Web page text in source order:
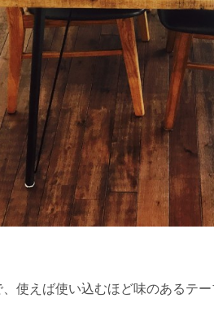
使えば使い込むほど味のあるテ